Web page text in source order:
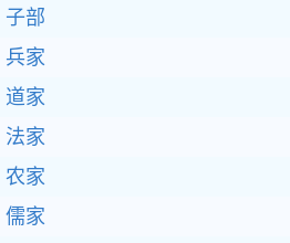
子部
兵家
道家
法家
农家
儒家